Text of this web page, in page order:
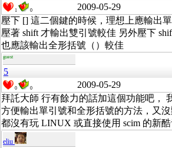
1 0 2009-05-29
壓下 [] 這二個鍵的時候，理想上應輸出
壓著 shift 才輸出雙引號較佳 另外壓下
也應該輸出全形括號（）較佳
guest
5
0 0 2009-05-29
拜託大師 行有餘力的話加這個功能吧，
方便輸出單引號和全形括號的方法，又
都沒有玩 LINUX 或直接使用 scim 的新
eliu